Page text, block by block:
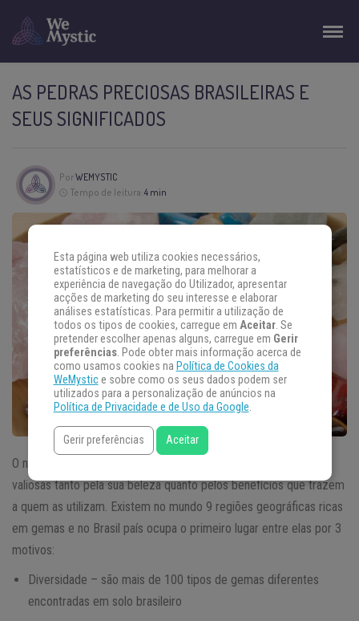
AS PEDRAS PRECIOSAS BRASILEIRAS E
SEUS SIGNIFICADOS
PorWEMYSTIC
Tempo de leitura:4 min
O nosso país é rico em
valiosas tanto pela sua beleza quanto pelos benefícios que trazem
a quem as utilizam. Existem no mundo 9 regiões geográficas ricas
em gemas e no Brasil país ocupa o primeiro lugar entre elas por 3
motivos:
Diversidade – são mais de 100 tipos de gemas diferentes
encontradas em solo brasileiro
Esta página web utiliza cookies necessários,
estatísticos e de marketing, para melhorar a
experiência de navegação do Utilizador, apresentar
acções de marketing do seu interesse e elaborar
análises estatísticas. Para permitir a utilização de
todos os tipos de cookies, carregue em Aceitar. Se
pretender escolher apenas alguns, carregue em Gerir
preferências. Pode obter mais informação acerca de
como usamos cookies na Política de Cookies da
WeMystice sobre como os seus dados podem ser
utilizados para a personalização de anúncios na
Política de Privacidade e de Uso da Google.
Gerir preferências Aceitar